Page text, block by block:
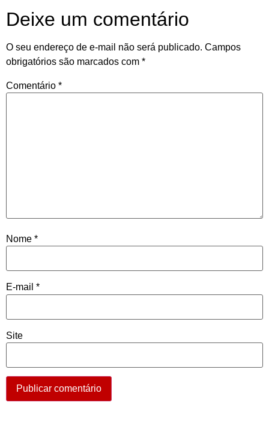
Deixe um comentário
O seu endereço de e-mail não será publicado. Campos
obrigatórios são marcados com *
Comentário *
Nome *
E-mail *
Site